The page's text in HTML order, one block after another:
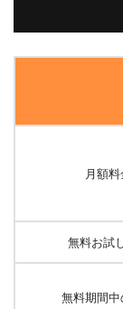
月額料
無料お試
無料期間中